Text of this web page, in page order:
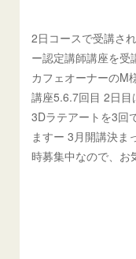
2日コースで受講さ
ー認定講師講座を受
カフェオーナーのM
講座5.6.7回目 2日
3Dラテアートを3回
ますー 3月開講決ま
時募集中なので、お